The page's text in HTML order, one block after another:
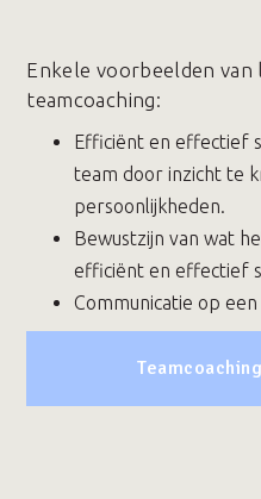
Enkele voorbeelden
teamcoaching:
Efficiënt en effectief
team door inzicht te
persoonlijkheden.
Bewustzijn van wat
efficiënt en effectief
Communicatie op